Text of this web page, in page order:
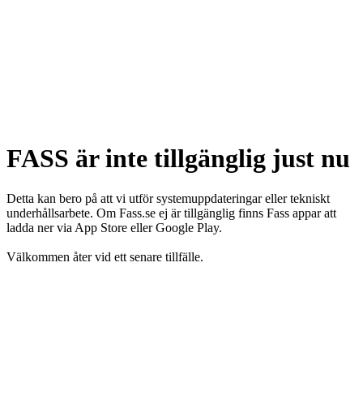
FASS är inte tillgänglig just nu
Detta kan bero på att vi utför systemuppdateringar eller tekniskt
underhållsarbete. Om Fass.se ej är tillgänglig finns Fass appar att
ladda ner via App Store eller Google Play.
Välkommen åter vid ett senare tillfälle.